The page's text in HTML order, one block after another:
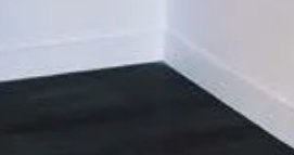
04 90 66 78 79
optiquemorelmonteux@gmail.com